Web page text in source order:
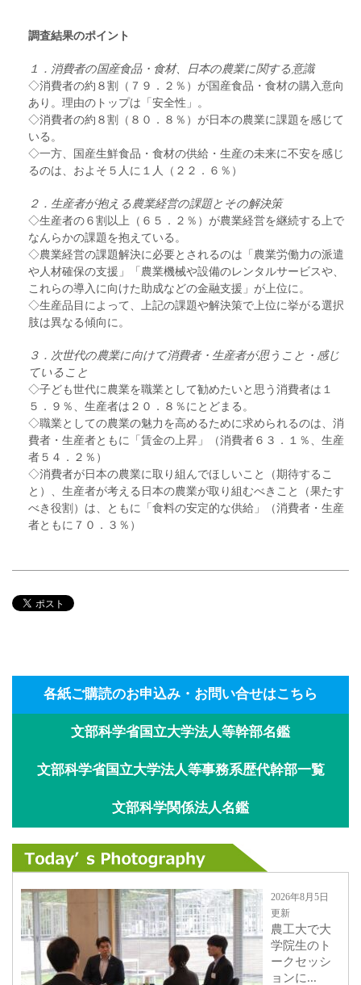
調査結果のポイント
１．消費者の国産食品・食材、日本の農業に関する意識
◇消費者の約８割（７９．２％）が国産食品・食材の購入意向
あり。理由のトップは「安全性」。
◇消費者の約８割（８０．８％）が日本の農業に課題を感じて
いる。
◇一方、国産生鮮食品・食材の供給・生産の未来に不安を感じ
るのは、およそ５人に１人（２２．６％）
２．生産者が抱える農業経営の課題とその解決策
◇生産者の６割以上（６５．２％）が農業経営を継続する上で
なんらかの課題を抱えている。
◇農業経営の課題解決に必要とされるのは「農業労働力の派遣
や人材確保の支援」「農業機械や設備のレンタルサービスや、
これらの導入に向けた助成などの金融支援」が上位に。
◇生産品目によって、上記の課題や解決策で上位に挙がる選択
肢は異なる傾向に。
３．次世代の農業に向けて消費者・生産者が思うこと・感じ
ていること
◇子ども世代に農業を職業として勧めたいと思う消費者は１
５．９％、生産者は２０．８％にとどまる。
◇職業としての農業の魅力を高めるために求められるのは、消
費者・生産者ともに「賃金の上昇」（消費者６３．１％、生産
者５４．２％）
◇消費者が日本の農業に取り組んでほしいこと（期待するこ
と）、生産者が考える日本の農業が取り組むべきこと（果たす
べき役割）は、ともに「食料の安定的な供給」（消費者・生産
者ともに７０．３％）
各紙ご購読のお申込み・お問い合せはこちら
文部科学省国立大学法人等幹部名鑑
文部科学省国立大学法人等事務系歴代幹部一覧
文部科学関係法人名鑑
2026年8月5日
更新
農工大で大
学院生のト
ークセッシ
ョンに...